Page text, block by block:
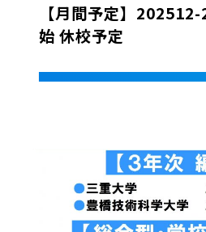
【月間予定】
始 休校予定